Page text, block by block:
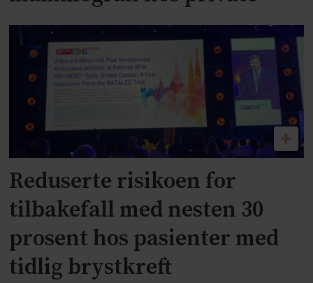
Reduserte risikoen for
tilbakefall med nesten 30
prosent hos pasienter med
tidlig brystkreft